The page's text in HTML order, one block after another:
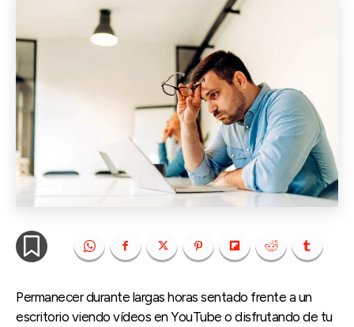
Permanecer durante largas horas sentado frente a un
escritorio viendo vídeos en YouTube o disfrutando de tu